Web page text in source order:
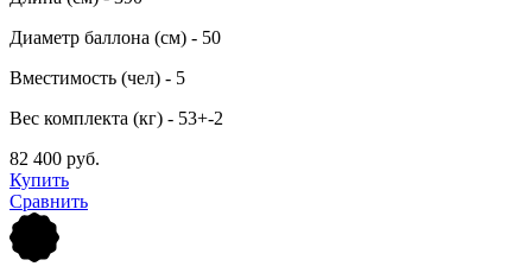
Диаметр баллона (см) - 50
Вместимость (чел) - 5
Вес комплекта (кг) - 53+-2
82 400 руб.
Купить
Сравнить